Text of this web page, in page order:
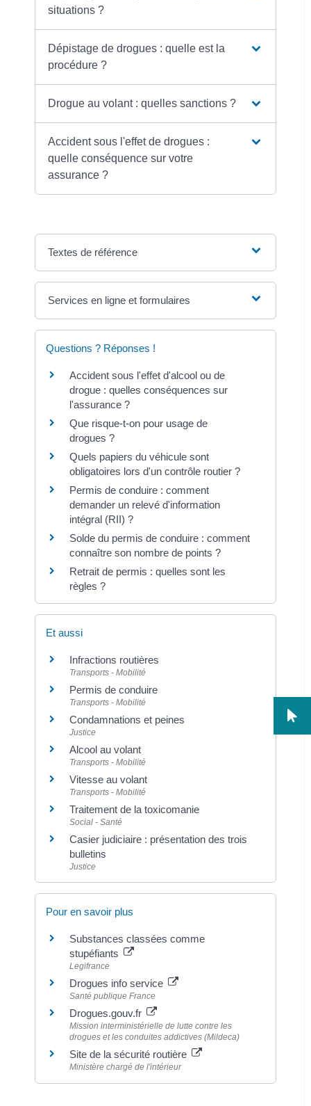
situations ?
Dépistage de drogues : quelle est la
procédure ?
Drogue au volant : quelles sanctions ?
Accident sous l'effet de drogues :
quelle conséquence sur votre
assurance ?
Textes de référence
Services en ligne et formulaires
Questions ? Réponses !
Accident sous l'effet d'alcool ou de
drogue : quelles conséquences sur
l'assurance ?
Que risque-t-on pour usage de
drogues ?
Quels papiers du véhicule sont
obligatoires lors d'un contrôle routier ?
Permis de conduire : comment
demander un relevé d'information
intégral (RII) ?
Solde du permis de conduire : comment
connaître son nombre de points ?
Retrait de permis : quelles sont les
règles ?
Et aussi
Infractions routières
Transports - Mobilité
Permis de conduire
Transports - Mobilité
Condamnations et peines
Justice
Alcool au volant
Transports - Mobilité
Vitesse au volant
Transports - Mobilité
Traitement de la toxicomanie
Social - Santé
Casier judiciaire : présentation des trois
bulletins
Justice
Pour en savoir plus
Substances classées comme
stupéfiants
Legifrance
Drogues info service
Santé publique France
Drogues.gouv.fr
Mission interministérielle de lutte contre les
drogues et les conduites addictives (Mildeca)
Site de la sécurité routière
Ministère chargé de l'intérieur